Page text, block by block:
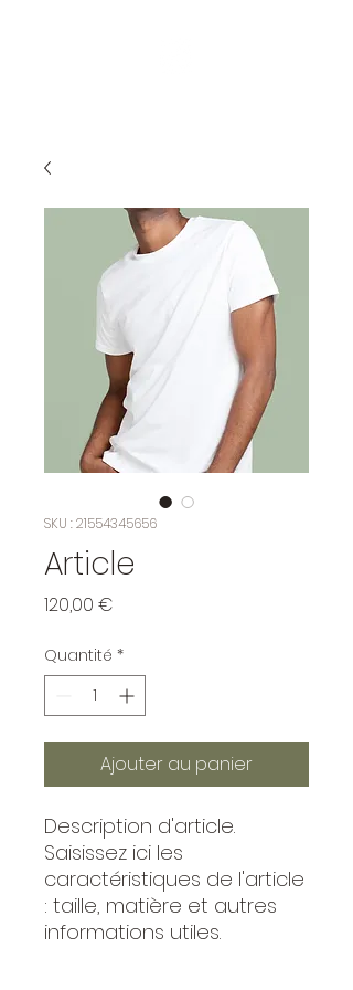
SKU : 21554345656
Article
120,00 €
Quantité *
Ajouter au panier
Description d'article.
Saisissez ici les
caractéristiques de l'article
: taille, matière et autres
informations utiles.